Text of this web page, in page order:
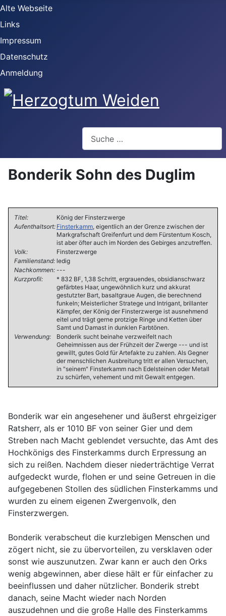
Alte Webseite
Links
Impressum
Datenschutz
Anmeldung
Bonderik Sohn des Duglim
Titel:
König der Finsterzwerge
Aufenthaltsort: Finsterkamm, eigentlich an der Grenze zwischen der
Markgrafschaft Greifenfurt und dem Fürstentum Kosch,
ist aber öfter auch im Norden des Gebirges anzutreffen.
Volk:
Finsterzwerge
Familienstand: ledig
Nachkommen: ---
Kurzprofil:
* 832 BF, 1,38 Schritt, ergrauendes, obsidianschwarz
gefärbtes Haar, ungewöhnlich kurz und akkurat
gestutzter Bart, basaltgraue Augen, die berechnend
funkeln; Meisterlicher Stratege und Intrigant, brillanter
Kämpfer, der König der Finsterzwerge ist ausnehmend
eitel und trägt gerne protzige Ringe und Ketten über
Samt und Damast in dunklen Farbtönen.
Verwendung:
Bonderik sucht beinahe verzweifelt nach
Geheimnissen aus der Frühzeit der Zwerge --- und ist
gewillt, gutes Gold für Artefakte zu zahlen. Als Gegner
der menschlichen Ausbreitung tritt er allen Versuchen,
in "seinem" Finsterkamm nach Edelsteinen oder Metall
zu schürfen, vehement und mit Gewalt entgegen.
Bonderik war ein angesehener und äußerst ehrgeiziger
Ratsherr, als er 1010 BF von seiner Gier und dem
Streben nach Macht geblendet versuchte, das Amt des
Hochkönigs des Finsterkamms durch Erpressung an
sich zu reißen. Nachdem dieser niederträchtige Verrat
aufgedeckt wurde, flohen er und seine Getreuen in die
aufgegebenen Stollen des südlichen Finsterkamms und
wurden zu einem eigenen Zwergenvolk, den
Finsterzwergen.
Bonderik verabscheut die kurzlebigen Menschen und
zögert nicht, sie zu übervorteilen, zu versklaven oder
sonst wie auszunutzen. Zwar kann er auch den Orks
wenig abgewinnen, aber diese hält er für einfacher zu
beeinflussen und daher nützlicher. Bonderik strebt
danach, seine Macht wieder nach Norden
auszudehnen und die große Halle des Finsterkamms